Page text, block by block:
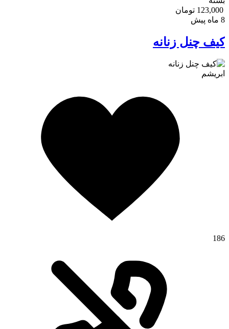
123,000 تومان
کیف چنل زنانه
ابریشم
186